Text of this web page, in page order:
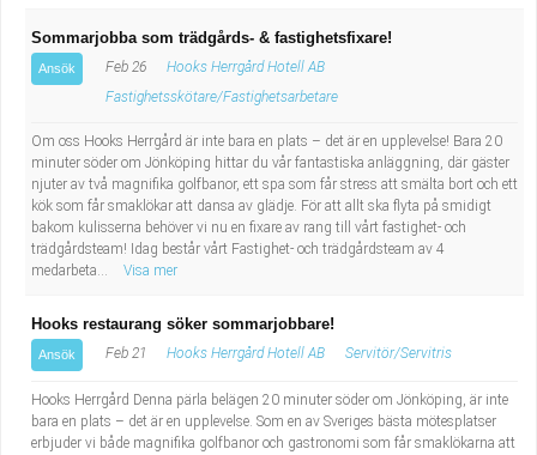
Sommarjobba som trädgårds- & fastighetsfixare!
Ansök Feb 26
Hooks Herrgård Hotell AB
Fastighetsskötare/Fastighetsarbetare
Om oss Hooks Herrgård är inte bara en plats – det är en upplevelse! Bara 20
minuter söder om Jönköping hittar du vår fantastiska anläggning, där gäster
njuter av två magnifika golfbanor, ett spa som får stress att smälta bort och ett
kök som får smaklökar att dansa av glädje. För att allt ska flyta på smidigt
bakom kulisserna behöver vi nu en fixare av rang till vårt fastighet- och
trädgårdsteam! Idag består vårt Fastighet- och trädgårdsteam av 4
medarbeta...
Visa mer
Hooks restaurang söker sommarjobbare!
Ansök Feb 21 Hooks Herrgård Hotell AB Servitör/Servitris
Hooks Herrgård Denna pärla belägen 20 minuter söder om Jönköping, är inte
bara en plats – det är en upplevelse. Som en av Sveriges bästa mötesplatser
erbjuder vi både magnifika golfbanor och gastronomi som får smaklökarna att